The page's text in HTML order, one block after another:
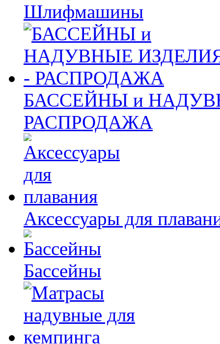
Шлифмашины
БАССЕЙНЫ и
РАСПРОДАЖА
Аксессуары для
Бассейны